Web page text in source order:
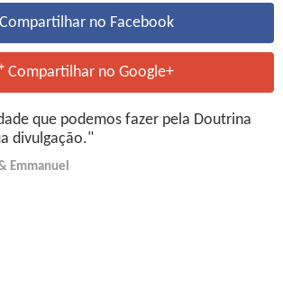
Compartilhar no Facebook
Compartilhar no Google+
que podemos fazer pela Doutrina
divulgação."
Emmanuel